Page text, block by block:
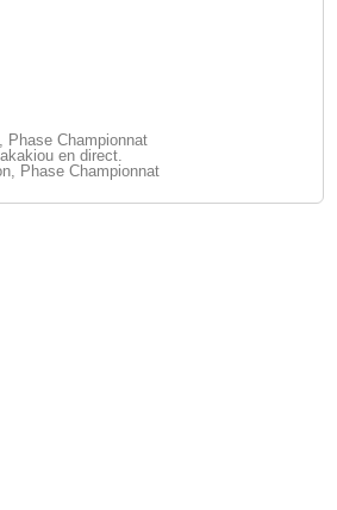
Phase Championnat
en direct.
Phase Championnat